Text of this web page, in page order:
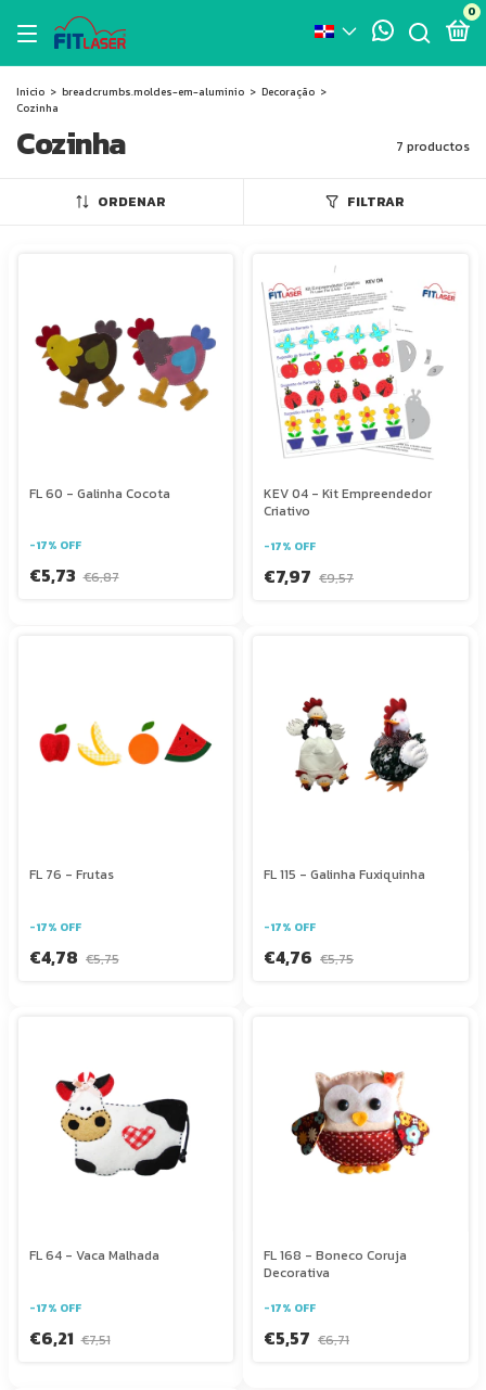
0
Inicio > breadcrumbs.moldes-em-aluminio > Decoração >
Cozinha
Cozinha 7 productos
ORDENAR FILTRAR
FL 60 - Galinha Cocota
-17% OFF
€5,73 €6,87
KEV 04 - Kit Empreendedor
Criativo
-17% OFF
€7,97 €9,57
FL 76 - Frutas
-17% OFF
€4,78 €5,75
FL 115 - Galinha Fuxiquinha
-17% OFF
€4,76 €5,75
FL 64 - Vaca Malhada
-17% OFF
€6,21 €7,51
FL 168 - Boneco Coruja
Decorativa
-17% OFF
€5,57 €6,71